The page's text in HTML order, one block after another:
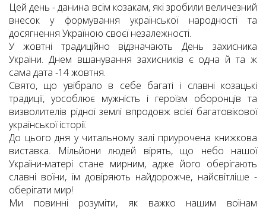
Цей день - данина всім козакам, які зробили величезний
внесок у формування української народності та
досягнення Україною своєї незалежності.
У жовтні традиційно відзначають День захисника
України. Днем вшанування захисників є одна й та ж
сама дата -14 жовтня.
Свято, що увібрало в себе багаті і славні козацькі
традиції, уособлює мужність і героїзм оборонців та
визволителів рідної землі впродовж всієї багатовікової
української історії.
До цього дня у читальному залі приурочена книжкова
виставка. Мільйони людей вірять, що небо нашої
України-матері стане мирним, адже його оберігають
славні воїни, їм довіряють найдорожче, найсвітліше -
оберігати мир!
Ми повинні розуміти, як важко нашим воїнам